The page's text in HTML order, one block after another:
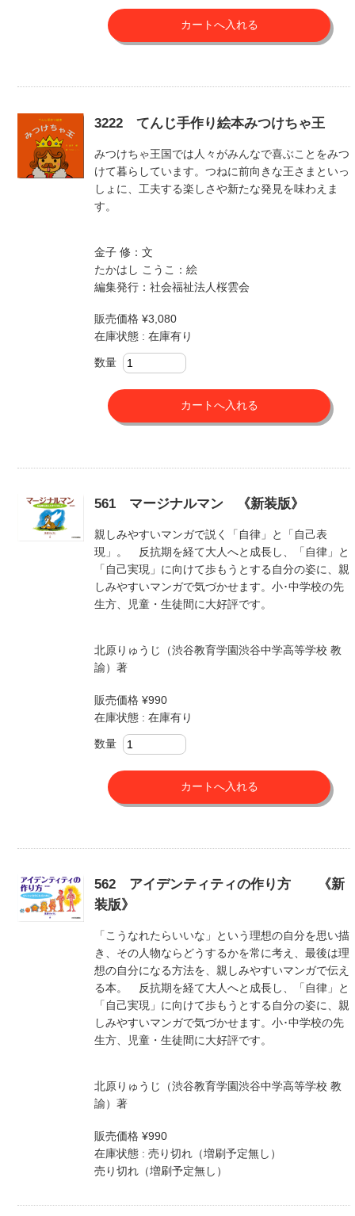
3222 てんじ手作り絵本みつけちゃ王
みつけちゃ王国では人々がみんなで喜ぶことをみつ
けて暮らしています。つねに前向きな王さまといっ
しょに、工夫する楽しさや新たな発見を味わえま
す。
金子 修：文
たかはし こうこ：絵
編集発行：社会福祉法人桜雲会
販売価格 ¥3,080
在庫状態 : 在庫有り
数量
561 マージナルマン 《新装版》
親しみやすいマンガで説く「自律」と「自己表
現」。 反抗期を経て大人へと成長し、「自律」と
「自己実現」に向けて歩もうとする自分の姿に、親
しみやすいマンガで気づかせます。小･中学校の先
生方、児童・生徒間に大好評です。
北原りゅうじ（渋谷教育学園渋谷中学高等学校 教
諭）著
販売価格 ¥990
在庫状態 : 在庫有り
数量
562 アイデンティティの作り方 《新
装版》
「こうなれたらいいな」という理想の自分を思い描
き、その人物ならどうするかを常に考え、最後は理
想の自分になる方法を、親しみやすいマンガで伝え
る本。 反抗期を経て大人へと成長し、「自律」と
「自己実現」に向けて歩もうとする自分の姿に、親
しみやすいマンガで気づかせます。小･中学校の先
生方、児童・生徒間に大好評です。
北原りゅうじ（渋谷教育学園渋谷中学高等学校 教
諭）著
販売価格 ¥990
在庫状態 : 売り切れ（増刷予定無し）
売り切れ（増刷予定無し）